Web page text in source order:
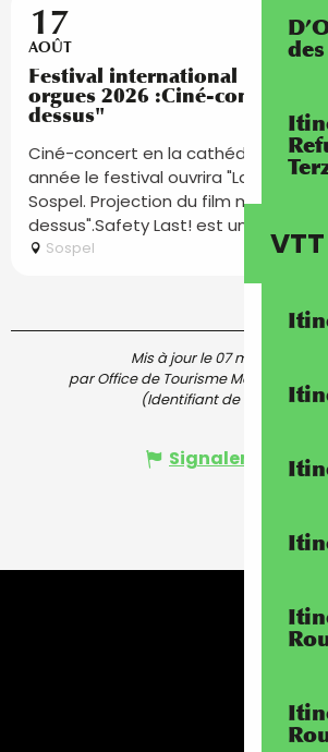
17
AOÛT
Festival international La Route
orgues 2026 :Ciné-
dessus"
Ciné-concert en la cathédrale de
année le festival ouvrira "La semaine
Sospel. Projection du film muet
dessus".Safety Last! est un film...
Sospel
Mis à jour le 07 mars 2026 à
par Office de Tourisme Menton,
(Identifiant de l'offre :
Signaler une